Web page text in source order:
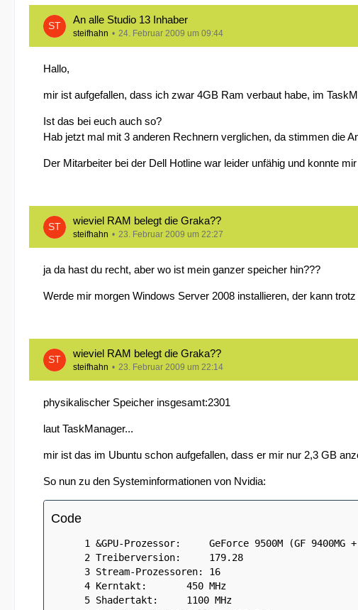
An alle Studio 13 Inhaber
steifhahn 24. Februar 2009 um 09:44
Hallo,
mir ist aufgefallen, dass ich zwar 4GB Ram verbaut habe, im
Ist das bei euch auch so?
Hab jetzt mal mit 3 anderen Rechnern verglichen, da stimmen die
Der Mitarbeiter bei der Dell Hotline war leider unfähig und konnte
wieviel RAM belegt die Graka??
steifhahn 23. Februar 2009 um 22:27
ja da hast du recht, aber wo ist mein ganzer speicher hin???
Werde mir morgen Windows Server 2008 installieren, der kann
wieviel RAM belegt die Graka??
steifhahn 23. Februar 2009 um 22:14
physikalischer Speicher insgesamt:2301
laut TaskManager...
mir ist das im Ubuntu schon aufgefallen, dass er mir nur 2,3 GB
So nun zu den Systeminformationen von Nvidia:
Code